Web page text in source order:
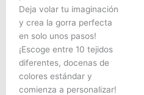
Deja volar tu imaginación
y crea la gorra perfecta
en solo unos pasos!
¡Escoge entre 10 tejidos
diferentes, docenas de
colores estándar y
comienza a personalizar!